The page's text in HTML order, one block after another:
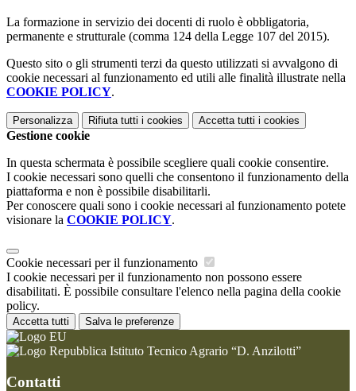
La formazione in servizio dei docenti di ruolo è obbligatoria,
permanente e strutturale (comma 124 della Legge 107 del 2015).
Questo sito o gli strumenti terzi da questo utilizzati si avvalgono di
cookie necessari al funzionamento ed utili alle finalità illustrate nella
COOKIE POLICY.
Personalizza Rifiuta tutti i cookies Accetta tutti i cookies
Gestione cookie
In questa schermata è possibile scegliere quali cookie consentire.
I cookie necessari sono quelli che consentono il funzionamento della
piattaforma e non è possibile disabilitarli.
Per conoscere quali sono i cookie necessari al funzionamento potete
visionare la COOKIE POLICY.
Cookie necessari per il funzionamento
I cookie necessari per il funzionamento non possono essere
disabilitati. È possibile consultare l'elenco nella pagina della cookie
policy.
Accetta tutti Salva le preferenze
Istituto Tecnico Agrario “D. Anzilotti”
Contatti